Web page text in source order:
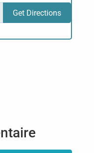
Get Directions